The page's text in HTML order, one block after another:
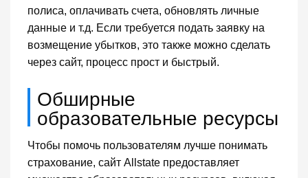
полиса, оплачивать счета, обновлять личные
данные и т.д. Если требуется подать заявку на
возмещение убытков, это также можно сделать
через сайт, процесс прост и быстрый.
Обширные
образовательные ресурсы
Чтобы помочь пользователям лучше понимать
страхование, сайт Allstate предоставляет